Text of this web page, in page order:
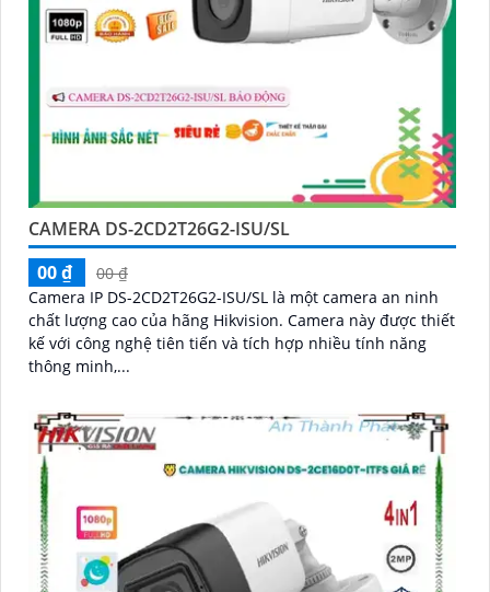
CAMERA DS-2CD2T26G2-ISU/SL
00 ₫
00 ₫
Camera IP DS-2CD2T26G2-ISU/SL là một camera an ninh
chất lượng cao của hãng Hikvision. Camera này được thiết
kế với công nghệ tiên tiến và tích hợp nhiều tính năng
thông minh,...